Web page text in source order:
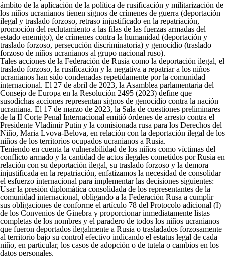
ámbito de la aplicación de la política de rusificación y militarización de
los niños ucranianos tienen signos de crímenes de guerra (deportación
ilegal y traslado forzoso, retraso injustificado en la repatriación,
promoción del reclutamiento a las filas de las fuerzas armadas del
estado enemigo), de crímenes contra la humanidad (deportación y
traslado forzoso, persecución discriminatoria) y genocidio (traslado
forzoso de niños ucranianos al grupo nacional ruso).
Tales acciones de la Federación de Rusia como la deportación ilegal, el
traslado forzoso, la rusificación y la negativa a repatriar a los niños
ucranianos han sido condenadas repetidamente por la comunidad
internacional. El 27 de abril de 2023, la Asamblea parlamentaria del
Consejo de Europa en la Resolución 2495 (2023) define que
susodichas acciones representan signos de genocidio contra la nación
ucraniana. El 17 de marzo de 2023, la Sala de cuestiones preliminares
de la II Corte Penal Internacional emitió órdenes de arresto contra el
Presidente Vladimir Putin y la comisionada rusa para los Derechos del
Niño, Maria Lvova-Belova, en relación con la deportación ilegal de los
niños de los territorios ocupados ucranianos a Rusia.
Teniendo en cuenta la vulnerabilidad de los niños como víctimas del
conflicto armado y la cantidad de actos ilegales cometidos por Rusia en
relación con su deportación ilegal, su traslado forzoso y la demora
injustificada en la repatriación, enfatizamos la necesidad de consolidar
el esfuerzo internacional para implementar las decisiones siguientes:
Usar la presión diplomática consolidada de los representantes de la
comunidad internacional, obligando a la Federación Rusa a cumplir
sus obligaciones de conforme el artículo 78 del Protocolo adicional (I)
de los Convenios de Ginebra y proporcionar inmediatamente listas
completas de los nombres y el paradero de todos los niños ucranianos
que fueron deportados ilegalmente a Rusia o trasladados forzosamente
al territorio bajo su control efectivo indicando el estatus legal de cada
niño, en particular, los casos de adopción o de tutela o cambios en los
datos personales.